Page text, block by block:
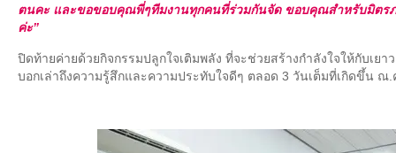
ตนคะ และขอขอบคุณพี่ๆทีมงานทุกคนที่ร่วมกันจัด ขอบคุณสำหรับมิตร
ค่ะ”
ปิดท้ายค่ายด้วยกิจกรรมปลูกใจเติมพลัง ที่จะช่วยสร้างกำลังใจให้กับเย
บอกเล่าถึงความรู้สึกและความประทับใจดีๆ ตลอด 3 วันเต็มที่เกิดขึ้น